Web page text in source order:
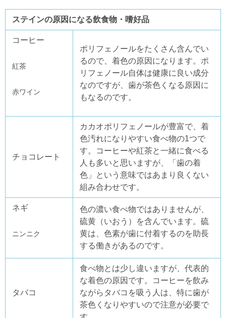
ステインの原因になる飲食物・嗜好品
コーヒー
紅茶
赤ワイン
ポリフェノールをたくさん含んでい
るので、着色の原因になります。ポ
リフェノール自体は健康に良い成分
なのですが、歯が茶色くなる原因に
もなるのです。
チョコレート
カカオポリフェノールが豊富で、着
色汚れになりやすい食べ物の1つで
す。コーヒーや紅茶と一緒に食べる
人も多いと思いますが、「歯の着
色」という意味ではあまり良くない
組み合わせです。
ネギ
ニンニク
色の濃い食べ物ではありませんが、
硫黄（いおう）を含んでいます。硫
黄は、色素が歯に付着するのを助長
する働きがあるのです。
タバコ
食べ物とは少し違いますが、代表的
な着色の原因です。コーヒーを飲み
ながらタバコを吸う人は、特に歯が
茶色くなりやすいので注意が必要で